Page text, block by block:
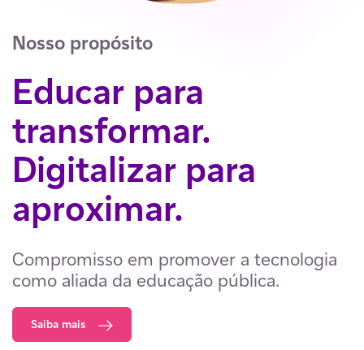
Nosso propósito​
Educar para
transformar.
Digitalizar para
aproximar.​
Compromisso em promover a tecnologia
como aliada da educação pública.
Saiba mais